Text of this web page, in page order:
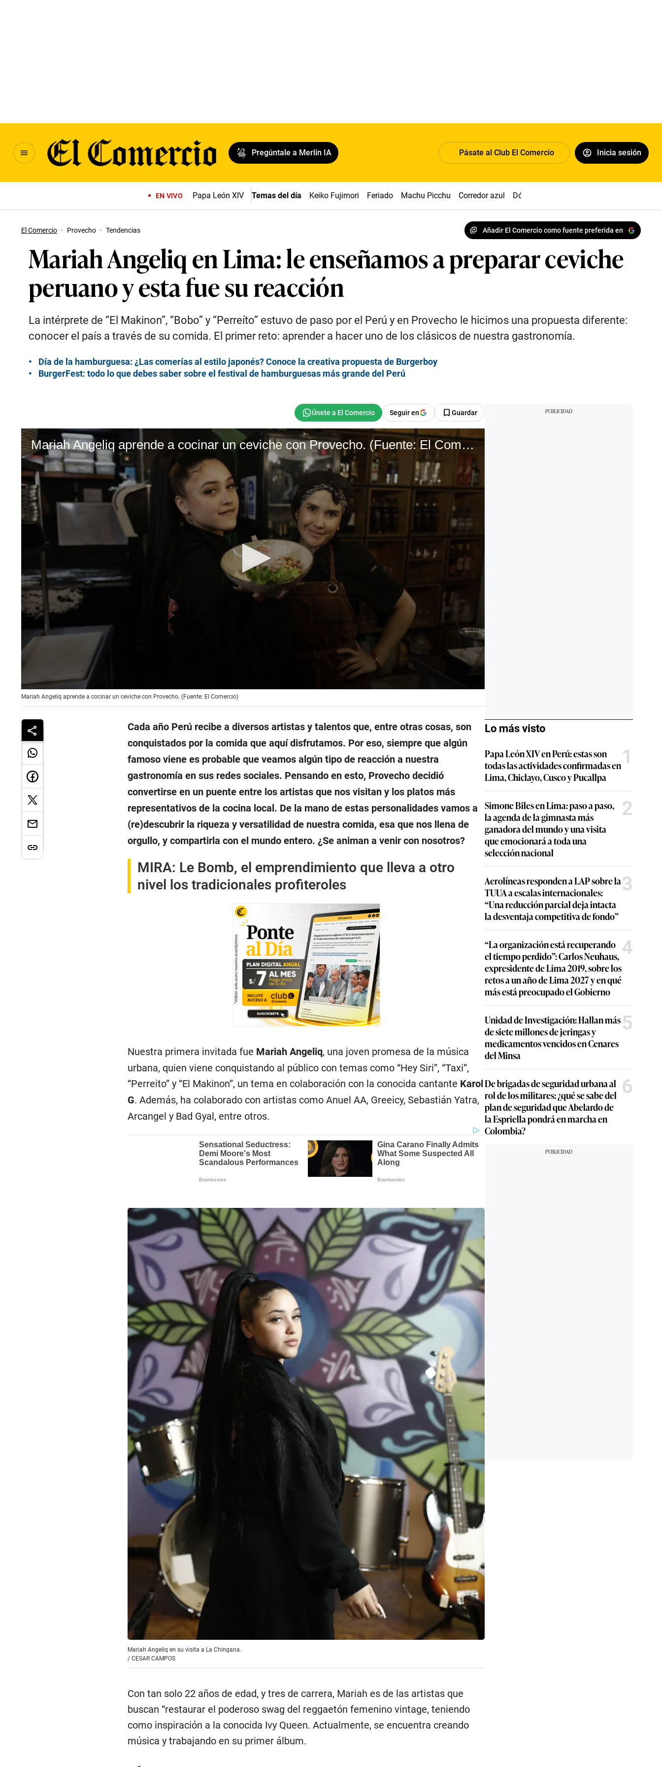
Pregúntale a Merlín IA Pásate al Club El Comercio Inicia sesión
EN VIVO Papa León XIV Temas del día Keiko Fujimori Feriado Machu Picchu Corredor azul Dólar
El Comercio · Provecho · Tendencias Añadir El Comercio como fuente preferida en
Mariah Angeliq en Lima: le enseñamos a preparar ceviche
peruano y esta fue su reacción
La intérprete de “El Makinon”, “Bobo” y “Perreíto” estuvo de paso por el Perú y en Provecho le hicimos una propuesta diferente:
conocer el país a través de su comida. El primer reto: aprender a hacer uno de los clásicos de nuestra gastronomía.
Día de la hamburguesa: ¿Las comerías al estilo japonés? Conoce la creativa propuesta de Burgerboy
BurgerFest: todo lo que debes saber sobre el festival de hamburguesas más grande del Perú
Seguir en Guardar
Mariah Angeliq aprende a cocinar un ceviche con Provecho. (Fuente: El Comercio)
0
seconds
of
minutes,
42
seconds
90%
Mariah Angeliq aprende a cocinar un ceviche con Provecho. (Fuente: El Comercio)
Cada año Perú recibe a diversos artistas y talentos que, entre otras cosas, son
conquistados por la comida que aquí disfrutamos. Por eso, siempre que algún
famoso viene es probable que veamos algún tipo de reacción a nuestra
gastronomía en sus redes sociales. Pensando en esto, Provecho decidió
convertirse en un puente entre los artistas que nos visitan y los platos más
representativos de la cocina local. De la mano de estas personalidades vamos a
(re)descubrir la riqueza y versatilidad de nuestra comida, esa que nos llena de
orgullo, y compartirla con el mundo entero. ¿Se animan a venir con nosotros?
MIRA: Le Bomb, el emprendimiento que lleva a otro
nivel los tradicionales profiteroles
Nuestra primera invitada fue Mariah Angeliq, una joven promesa de la música
urbana, quien viene conquistando al público con temas como “Hey Siri”, “Taxi”,
“Perreito” y “El Makinon”, un tema en colaboración con la conocida cantante Karol
G. Además, ha colaborado con artistas como Anuel AA, Greeicy, Sebastián Yatra,
Arcangel y Bad Gyal, entre otros.
Mariah Angeliq en su visita a La Chingana.
/ CESAR CAMPOS
Con tan solo 22 años de edad, y tres de carrera, Mariah es de las artistas que
buscan “restaurar el poderoso swag del reggaetón femenino vintage, teniendo
como inspiración a la conocida Ivy Queen. Actualmente, se encuentra creando
música y trabajando en su primer álbum.
Lo más visto
Papa León XIV en Perú: estas son
todas las actividades confirmadas en
Lima, Chiclayo, Cusco y Pucallpa
1
Simone Biles en Lima: paso a paso,
la agenda de la gimnasta más
ganadora del mundo y una visita
que emocionará a toda una
selección nacional
2
Aerolíneas responden a LAP sobre la
TUUA a escalas internacionales:
“Una reducción parcial deja intacta
la desventaja competitiva de fondo”
3
“La organización está recuperando
el tiempo perdido”: Carlos Neuhaus,
expresidente de Lima 2019, sobre los
retos a un año de Lima 2027 y en qué
más está preocupado el Gobierno
4
Unidad de Investigación: Hallan más
de siete millones de jeringas y
medicamentos vencidos en Cenares
del Minsa
5
De brigadas de seguridad urbana al
rol de los militares: ¿qué se sabe del
plan de seguridad que Abelardo de
la Espriella pondrá en marcha en
Colombia?
6